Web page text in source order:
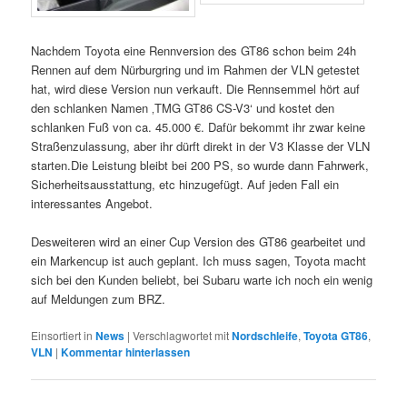
Nachdem Toyota eine Rennversion des GT86 schon beim 24h
Rennen auf dem Nürburgring und im Rahmen der VLN getestet
hat, wird diese Version nun verkauft. Die Rennsemmel hört auf
den schlanken Namen ‚TMG GT86 CS-V3‘ und kostet den
schlanken Fuß von ca. 45.000 €. Dafür bekommt ihr zwar keine
Straßenzulassung, aber ihr dürft direkt in der V3 Klasse der VLN
starten.Die Leistung bleibt bei 200 PS, so wurde dann Fahrwerk,
Sicherheitsausstattung, etc hinzugefügt. Auf jeden Fall ein
interessantes Angebot.
Desweiteren wird an einer Cup Version des GT86 gearbeitet und
ein Markencup ist auch geplant. Ich muss sagen, Toyota macht
sich bei den Kunden beliebt, bei Subaru warte ich noch ein wenig
auf Meldungen zum BRZ.
Einsortiert in News |Verschlagwortet mitNordschleife,Toyota GT86,
VLN |Kommentar hinterlassen